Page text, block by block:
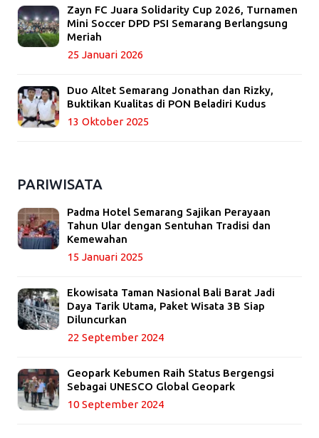
Zayn FC Juara Solidarity Cup 2026, Turnamen
Mini Soccer DPD PSI Semarang Berlangsung
Meriah
25 Januari 2026
Duo Altet Semarang Jonathan dan Rizky,
Buktikan Kualitas di PON Beladiri Kudus
13 Oktober 2025
PARIWISATA
Padma Hotel Semarang Sajikan Perayaan
Tahun Ular dengan Sentuhan Tradisi dan
Kemewahan
15 Januari 2025
Ekowisata Taman Nasional Bali Barat Jadi
Daya Tarik Utama, Paket Wisata 3B Siap
Diluncurkan
22 September 2024
Geopark Kebumen Raih Status Bergengsi
Sebagai UNESCO Global Geopark
10 September 2024